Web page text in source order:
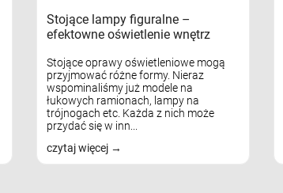
Stojące lampy figuralne –
efektowne oświetlenie wnętrz
Stojące oprawy oświetleniowe mogą
przyjmować różne formy. Nieraz
wspominaliśmy już modele na
łukowych ramionach, lampy na
trójnogach etc. Każda z nich może
przydać się w inn...
czytaj więcej